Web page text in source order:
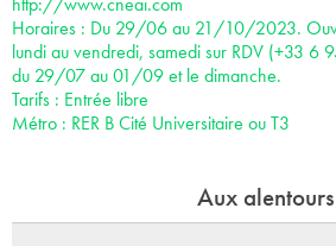
Horaires : Du 29/06 au 21/10/2023.
lundi au vendredi, samedi sur RDV (+33 6
du 29/07 au 01/09 et le dimanche.
Tarifs : Entrée libre
Métro : RER B Cité Universitaire ou T3
Aux alentours